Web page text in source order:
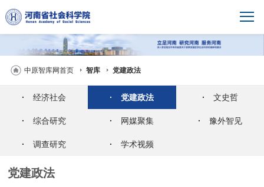
中原智库网首页 智库 党建政法
· 经济社会 · 党建政法 · 文史哲
· 综合研究 · 网媒聚集 · 豫外智见
· 调查研究 · 学术视频
党建政法